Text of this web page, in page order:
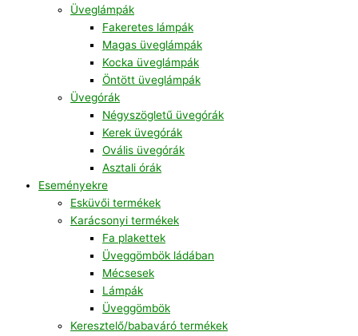
Üveglámpák
Fakeretes lámpák
Magas üveglámpák
Kocka üveglámpák
Öntött üveglámpák
Üvegórák
Négyszögletű üvegórák
Kerek üvegórák
Ovális üvegórák
Asztali órák
Eseményekre
Esküvői termékek
Karácsonyi termékek
Fa plakettek
Üveggömbök ládában
Mécsesek
Lámpák
Üveggömbök
Keresztelő/babaváró termékek